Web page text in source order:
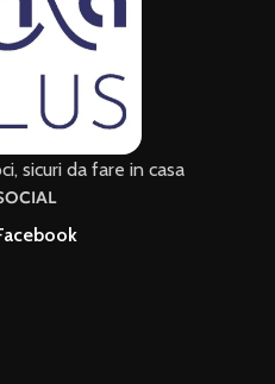
sicuri da fare in casa